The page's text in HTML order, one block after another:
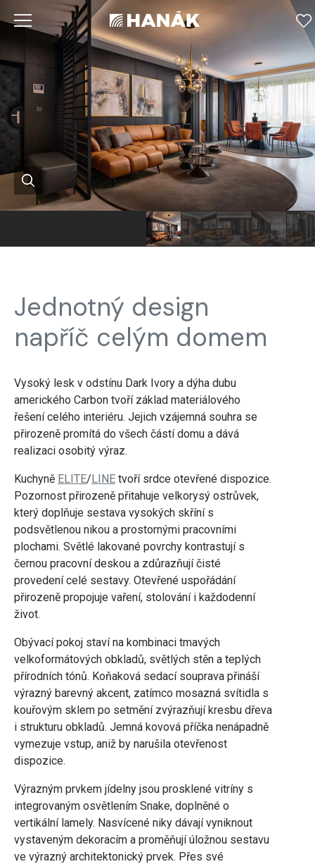
Jednotný design
napříč celým domem
Vysoký lesk v odstínu Dark Ivory a dýha dubu
amerického Carbon tvoří základ materiálového
řešení celého interiéru. Jejich vzájemná souhra se
přirozeně promítá do všech částí domu a dává
realizaci osobitý výraz.
Kuchyně ELITE/LINE tvoří srdce otevřené dispozice.
Pozornost přirozeně přitahuje velkorysý ostrůvek,
který doplňuje sestava vysokých skříní s
podsvětlenou nikou a prostornými pracovními
plochami. Světlé lakované povrchy kontrastují s
černou pracovní deskou a zdůrazňují čisté
provedení celé sestavy. Otevřené uspořádání
přirozeně propojuje vaření, stolování i každodenní
život.
Obývací pokoj staví na kombinaci tmavých
velkoformátových obkladů, světlých stěn a teplých
přírodních tónů. Koňaková sedací souprava přináší
výrazný barevný akcent, zatímco mosazná svítidla s
kouřovým sklem po setmění zvýrazňují kresbu dřeva
i strukturu obkladů. Jemná kovová příčka nenápadně
vymezuje vstup, aniž by narušila otevřenost
dispozice.
Výrazným prvkem jídelny jsou prosklené vitríny s
integrovaným osvětlením Snake, doplněné o
vertikální lamely. Nasvícené niky dávají vyniknout
vystaveným dekoracím a proměňují úložnou sestavu
ve výrazný architektonický prvek. Přes své